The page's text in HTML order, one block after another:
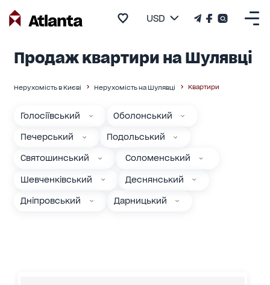
USD
Продаж квартири на Шулявці
Нерухомість в Києві Нерухомість на Шулявці Квартири
Голосіївський Оболонський
Печерський Подольський
Святошинський Соломенський
Шевченківський Деснянський
Дніпровський Дарницький